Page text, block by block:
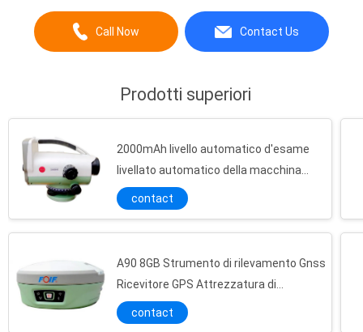
Call Now Contact Us
Prodotti superiori
2000mAh livello automatico d'esame
livellato automatico della macchina
0.7mm Digital
contact
A90 8GB Strumento di rilevamento Gnss
Ricevitore GPS Attrezzatura di
rilevamento ad alte prestazioni
contact